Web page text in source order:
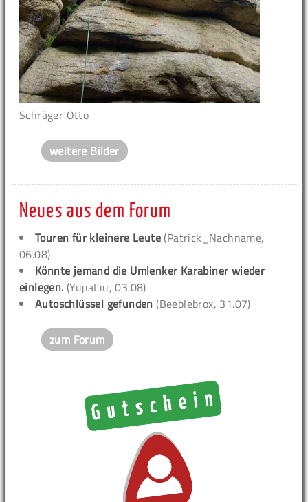
Schräger Otto
weitere Bilder
Neues aus dem Forum
Touren für kleinere Leute (Patrick_Nachname,
06.08)
Könnte jemand die Umlenker Karabiner wieder
einlegen. (YujiaLiu, 03.08)
Autoschlüssel gefunden (Beeblebrox, 31.07)
zum Forum